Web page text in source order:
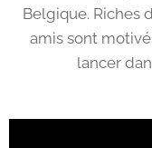
Belgique. Riches
amis sont
lancer